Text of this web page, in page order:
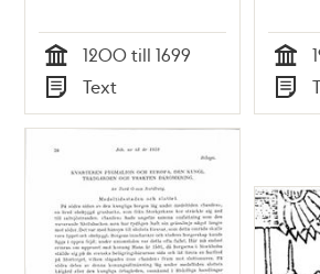
Tid
1200 till 1699
Typ
Text Tid
Typ